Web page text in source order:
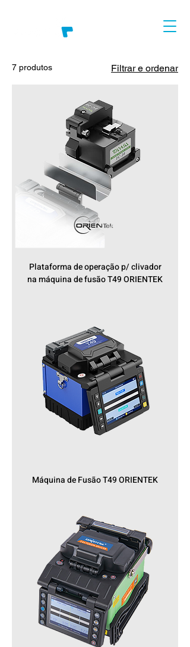
7 produtos Filtrar e ordenar
Plataforma de operação p/ clivador
na máquina de fusão T49 ORIENTEK
Máquina de Fusão T49 ORIENTEK